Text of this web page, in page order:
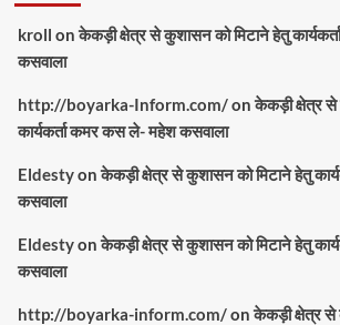
kroll onकेकड़ी क्षेत्र से कुशासन को मिटाने हेतु
कसवाला
http://boyarka-Inform.com/onकेकड़ी क्षेत्र
कार्यकर्ता कमर कस ले- महेश कसवाला
Eldestyonकेकड़ी क्षेत्र से कुशासन को मिटाने हेतु
कसवाला
Eldestyonकेकड़ी क्षेत्र से कुशासन को मिटाने हेतु
कसवाला
http://boyarka-inform.com/onकेकड़ी क्षेत्र से